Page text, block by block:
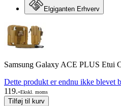
Elgiganten Erhverv
Samsung Galaxy ACE PLUS Etui
Dette produkt er endnu ikke blevet
119.-Ekskl. moms
Tilføj til kurv